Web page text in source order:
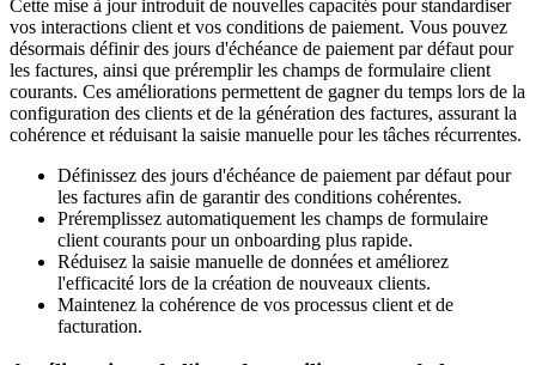
Cette mise à jour introduit de nouvelles capacités pour standardiser
vos interactions client et vos conditions de paiement. Vous pouvez
désormais définir des jours d'échéance de paiement par défaut pour
les factures, ainsi que préremplir les champs de formulaire client
courants. Ces améliorations permettent de gagner du temps lors de la
configuration des clients et de la génération des factures, assurant la
cohérence et réduisant la saisie manuelle pour les tâches récurrentes.
Définissez des jours d'échéance de paiement par défaut pour
les factures afin de garantir des conditions cohérentes.
Préremplissez automatiquement les champs de formulaire
client courants pour un onboarding plus rapide.
Réduisez la saisie manuelle de données et améliorez
l'efficacité lors de la création de nouveaux clients.
Maintenez la cohérence de vos processus client et de
facturation.